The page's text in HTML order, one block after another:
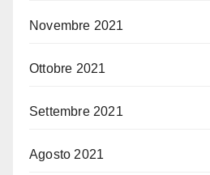
Novembre 2021
Ottobre 2021
Settembre 2021
Agosto 2021